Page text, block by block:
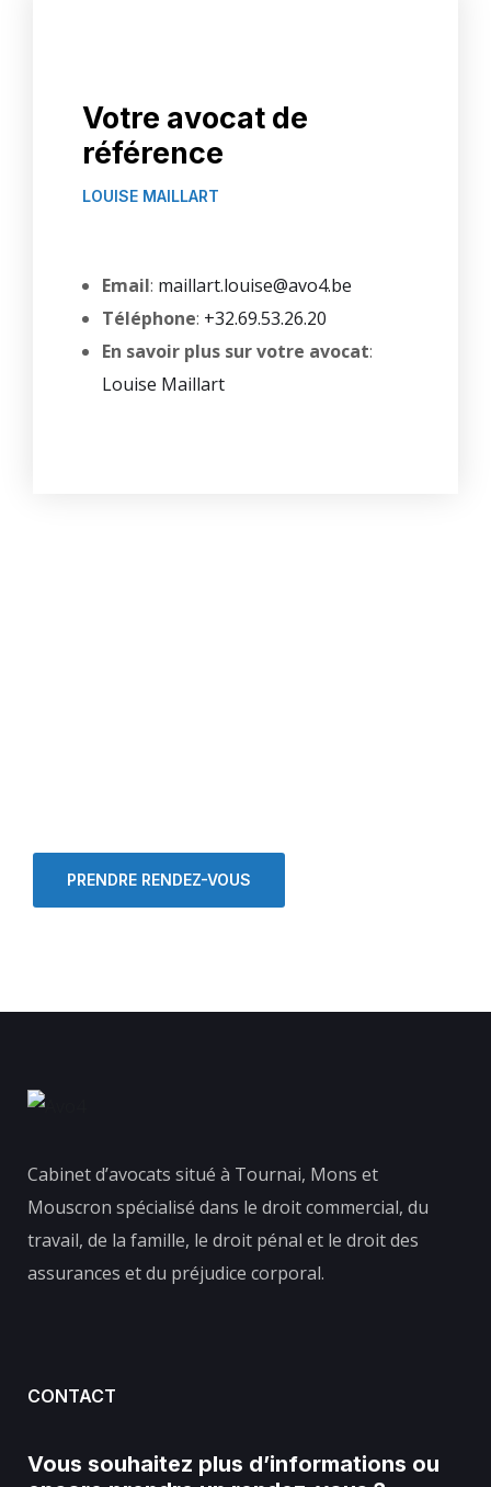
Votre avocat de
référence
LOUISE MAILLART
Email: maillart.louise@avo4.be
Téléphone: +32.69.53.26.20
En savoir plus sur votre avocat:
Louise Maillart
PRENDRE RENDEZ-VOUS
Cabinet d’avocats situé à Tournai, Mons et
Mouscron spécialisé dans le droit commercial, du
travail, de la famille, le droit pénal et le droit des
assurances et du préjudice corporal.
CONTACT
Vous souhaitez plus d’informations ou